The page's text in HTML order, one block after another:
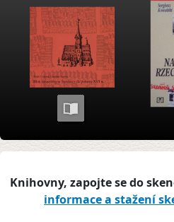
Knihovny, zapojte se do
informace a stažení